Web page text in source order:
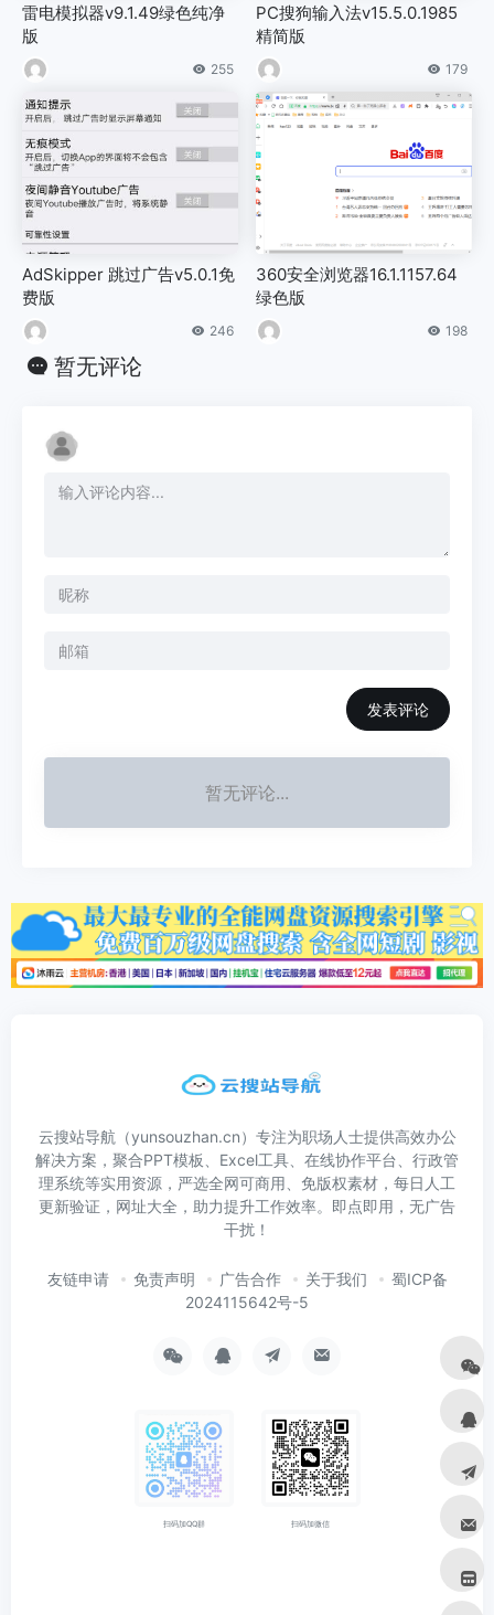
雷电模拟器v9.1.49绿色纯净
版
255
PC搜狗输入法v15.5.0.1985
精简版
179
AdSkipper 跳过广告v5.0.1免
费版
246
360安全浏览器16.1.1157.64
绿色版
198
暂无评论
发表评论
暂无评论...
云搜站导航（yunsouzhan.cn）专注为职场人士提供高效办公
解决方案，聚合PPT模板、Excel工具、在线协作平台、行政管
理系统等实用资源，严选全网可商用、免版权素材，每日人工
更新验证，网址大全，助力提升工作效率。即点即用，无广告
干扰！
友链申请 免责声明 广告合作 关于我们
蜀ICP备
2024115642号-5
扫码加QQ群 扫码加微信